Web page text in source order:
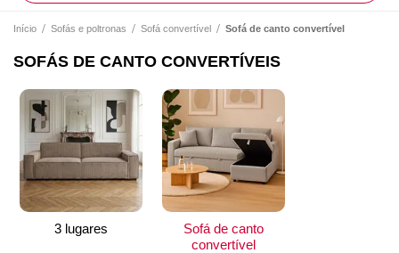
Início Sofás e poltronas Sofá convertível Sofá de canto convertível
SOFÁS DE CANTO CONVERTÍVEIS
3 lugares
Sofá de canto
convertível